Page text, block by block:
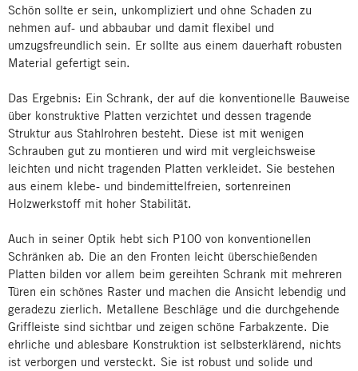
Schön sollte er sein, unkompliziert und ohne Schaden zu
nehmen auf- und abbaubar und damit flexibel und
umzugsfreundlich sein. Er sollte aus einem dauerhaft robusten
Material gefertigt sein.
Das Ergebnis: Ein Schrank, der auf die konventionelle Bauweise
über konstruktive Platten verzichtet und dessen tragende
Struktur aus Stahlrohren besteht. Diese ist mit wenigen
Schrauben gut zu montieren und wird mit vergleichsweise
leichten und nicht tragenden Platten verkleidet. Sie bestehen
aus einem klebe- und bindemittelfreien, sortenreinen
Holzwerkstoff mit hoher Stabilität.
Auch in seiner Optik hebt sich P100 von konventionellen
Schränken ab. Die an den Fronten leicht überschießenden
Platten bilden vor allem beim gereihten Schrank mit mehreren
Türen ein schönes Raster und machen die Ansicht lebendig und
geradezu zierlich. Metallene Beschläge und die durchgehende
Griffleiste sind sichtbar und zeigen schöne Farbakzente. Die
ehrliche und ablesbare Konstruktion ist selbsterklärend, nichts
ist verborgen und versteckt. Sie ist robust und solide und